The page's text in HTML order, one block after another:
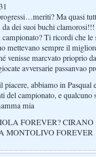
Ma quasi
da dei suoi buchi
campionato? Ti ricordi che le
mettevano sempre il
venisse marcvato prioprio
avversarie passanvao
piacere, abbiamo in
del campionato, e qualcuno
mia
FOREVER? CIRANO
MONTOLIVO FOREVER